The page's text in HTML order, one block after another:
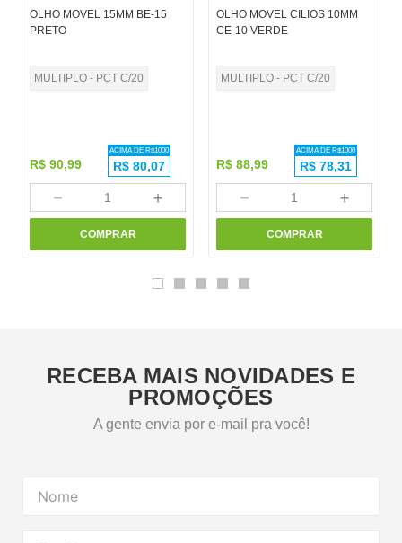
OLHO MOVEL 15MM BE-15
PRETO
MULTIPLO - PCT C/20
R$ 90,99
ACIMA DE R$1000
R$ 80,07
＋
－
COMPRAR
OLHO MOVEL CILIOS 10MM
CE-10 VERDE
MULTIPLO - PCT C/20
R$ 88,99
ACIMA DE R$1000
R$ 78,31
＋
－
COMPRAR
RECEBA MAIS NOVIDADES E
PROMOÇÕES
A gente envia por e-mail pra você!